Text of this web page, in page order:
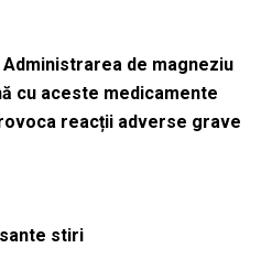
de magneziu
cu aceste medicamente
reacții adverse grave
stiri